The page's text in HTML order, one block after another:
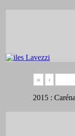
« ‹
2015 :